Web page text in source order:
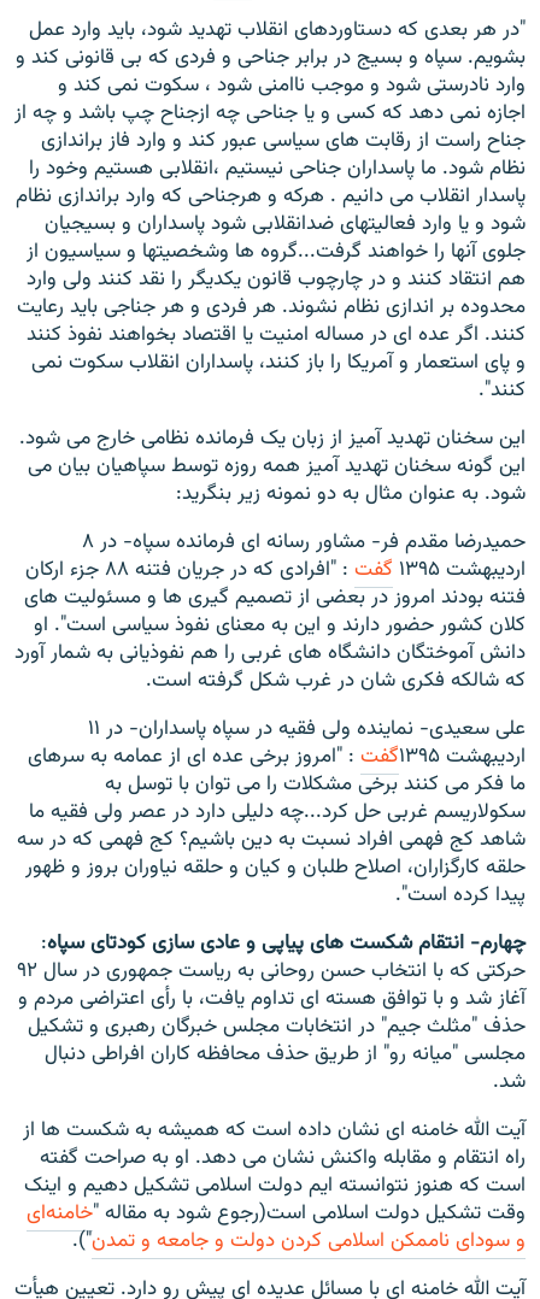
"در هر بعدی که دستاوردهای انقلاب تهدید شود، باید وارد عمل
بشویم. سپاه و بسیج در برابر جناحی و فردی که بی قانونی کند و
وارد نادرستی شود و موجب ناامنی شود ، سکوت نمی کند و
اجازه نمی دهد که کسی و یا جناحی چه ازجناح چپ باشد و چه از
جناح راست از رقابت های سیاسی عبور کند و وارد فاز براندازی
نظام شود. ما پاسداران جناحی نیستیم ،انقلابی هستیم وخود را
پاسدار انقلاب می دانیم . هرکه و هرجناحی که وارد براندازی نظام
شود و یا وارد فعالیتهای ضدانقلابی شود پاسداران و بسیجیان
جلوی آنها را خواهند گرفت...گروه ها وشخصیتها و سیاسیون از
هم انتقاد کنند و در چارچوب قانون یکدیگر را نقد کنند ولی وارد
محدوده بر اندازی نظام نشوند. هر فردی و هر جناجی باید رعایت
کنند. اگر عده ای در مساله امنیت یا اقتصاد بخواهند نفوذ کنند
و پای استعمار و آمریکا را باز کنند، پاسداران انقلاب سکوت نمی
کنند".
این سخنان تهدید آمیز از زبان یک فرمانده نظامی خارج می شود.
این گونه سخنان تهدید آمیز همه روزه توسط سپاهیان بیان می
شود. به عنوان مثال به دو نمونه زیر بنگرید:
حمیدرضا مقدم فر- مشاور رسانه ای فرمانده سپاه- در ۸
اردیبهشت ۱۳۹۵
گفت
: "افرادی که در جریان فتنه ۸۸ جزء ارکان
فتنه بودند امروز در بعضی از تصمیم گیری ها و مسئولیت های
کلان کشور حضور دارند و این به معنای نفوذ سیاسی است". او
دانش آموختگان دانشگاه های غربی را هم نفوذیانی به شمار آورد
که شالکه فکری شان در غرب شکل گرفته است.
علی سعیدی- نماینده ولی فقیه در سپاه پاسداران- در ۱۱
ارديبهشت ۱۳۹۵
گفت : "امروز برخی عده ای از عمامه به سرهای
ما فکر می کنند برخی مشکلات را می توان با توسل به
سکولاریسم غربی حل کرد...چه دلیلی دارد در عصر ولی فقیه ما
شاهد کج فهمی افراد نسبت به دین باشیم؟ کج فهمی که در سه
حلقه کارگزاران، اصلاح طلبان و کیان و حلقه نیاوران بروز و ظهور
پیدا کرده است".
چهارم- انتقام شکست های پیاپی و عادی سازی کودتای سپاه:
حرکتی که با انتخاب حسن روحانی به ریاست جمهوری در سال ۹۲
آغاز شد و با توافق هسته ای تداوم یافت، با رأی اعتراضی مردم و
حذف "مثلث جیم" در انتخابات مجلس خبرگان رهبری و تشکیل
مجلسی "میانه رو" از طریق حذف محافظه کاران افراطی دنبال
شد.
آیت الله خامنه ای نشان داده است که همیشه به شکست ها از
راه انتقام و مقابله واکنش نشان می دهد. او به صراحت گفته
است که هنوز نتوانسته ایم دولت اسلامی تشکیل دهیم و اینک
وقت تشکیل دولت اسلامی است(رجوع شود به مقاله "خامنه‌ای
و سودای ناممکن اسلامی کردن دولت و جامعه و تمدن").
آیت الله خامنه ای با مسائل عدیده ای پیش رو دارد. تعیین هیأت